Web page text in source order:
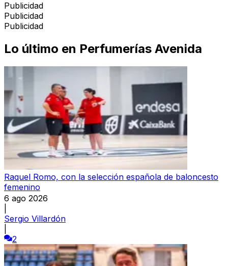
Publicidad
Publicidad
Publicidad
Lo último en Perfumerías Avenida
Raquel Romo, con la selección española de baloncesto
femenino
6 ago 2026
Sergio Villardón
2